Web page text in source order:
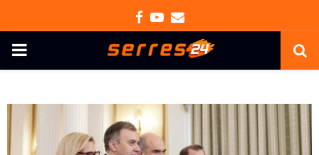
Facebook
Youtube
Email
PRIMARY